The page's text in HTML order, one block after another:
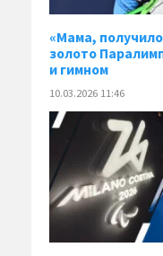
«Мама,
золото
и гимном
10.03.2026 11:46